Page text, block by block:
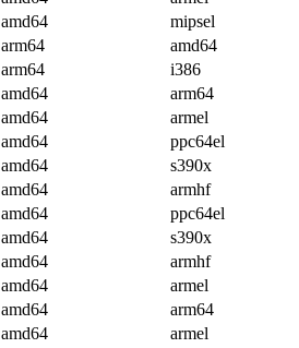
amd64
mipsel
arm64
amd64
arm64
i386
amd64
arm64
amd64
armel
amd64
ppc64el
amd64
s390x
amd64
armhf
amd64
ppc64el
amd64
s390x
amd64
armhf
amd64
armel
amd64
arm64
amd64
armel